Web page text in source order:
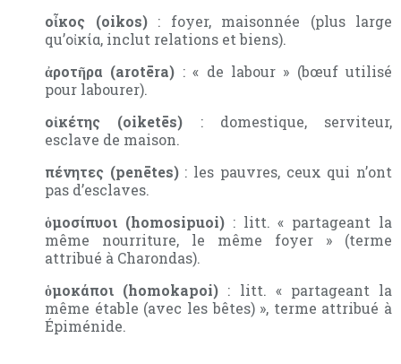
οἶκος (oikos): foyer, maisonnée (plus large
qu’οἰκία, inclut relations et biens).
ἀροτῆρα (arotēra) : « de labour » (bœuf utilisé
pour labourer).
οἰκέτης (oiketēs) : domestique, serviteur,
esclave de maison.
πένητες (penētes): les pauvres, ceux qui n’ont
pas d’esclaves.
ὁμοσίπυοι (homosipuoi): litt. « partageant la
même nourriture, le même foyer » (terme
attribué à Charondas).
ὁμοκάποι (homokapoi) : litt. « partageant la
même étable (avec les bêtes) », terme attribué à
Épiménide.